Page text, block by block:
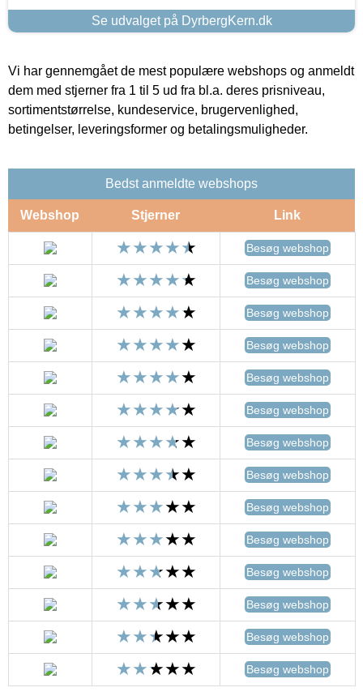
Se udvalget på DyrbergKern.dk
Vi har gennemgået de mest populære webshops og anmeldt
dem med stjerner fra 1 til 5 ud fra bl.a. deres prisniveau,
sortimentstørrelse, kundeservice, brugervenlighed,
betingelser, leveringsformer og betalingsmuligheder.
Bedst anmeldte webshops
Webshop Stjerner Link
Besøg webshop
Besøg webshop
Besøg webshop
Besøg webshop
Besøg webshop
Besøg webshop
Besøg webshop
Besøg webshop
Besøg webshop
Besøg webshop
Besøg webshop
Besøg webshop
Besøg webshop
Besøg webshop